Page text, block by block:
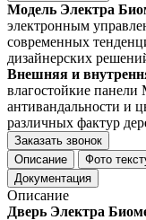
Модель Электра
электронным
современных
дизайнерских
Внешняя и
влагостойкие
антивандальности и
различных фактур
Заказать звонок
Описание
Фото
Документация
Описание
Дверь Электра